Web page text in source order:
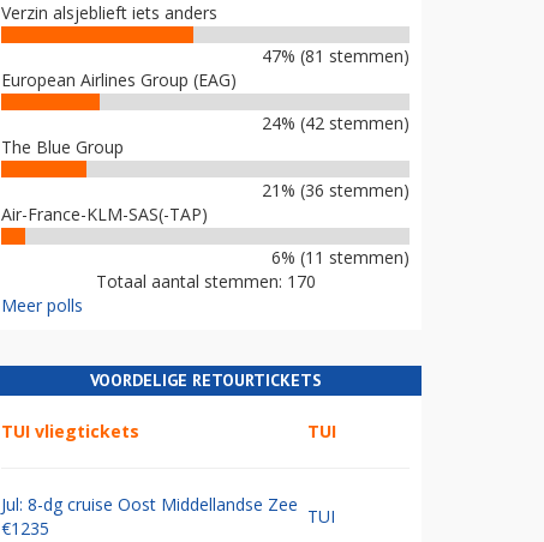
Verzin alsjeblieft iets anders
47% (81 stemmen)
European Airlines Group (EAG)
24% (42 stemmen)
The Blue Group
21% (36 stemmen)
Air-France-KLM-SAS(-TAP)
6% (11 stemmen)
Totaal aantal stemmen: 170
Meer polls
VOORDELIGE RETOURTICKETS
TUI vliegtickets TUI
Jul: 8-dg cruise Oost Middellandse Zee
€1235
TUI